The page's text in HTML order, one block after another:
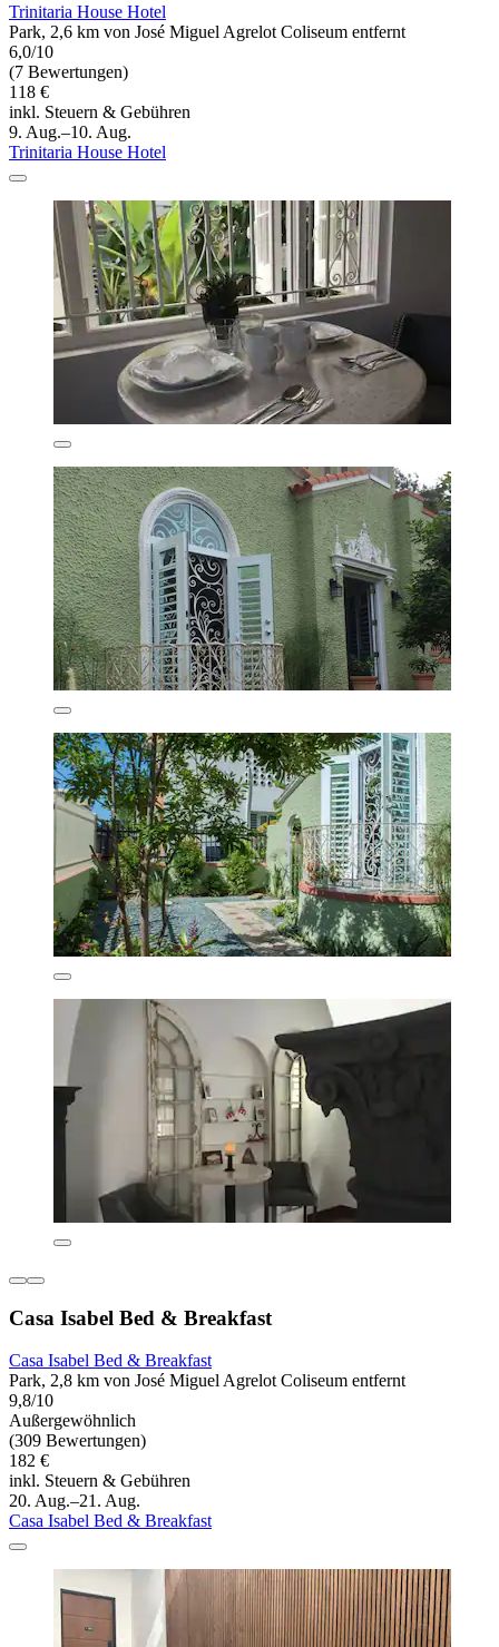
Trinitaria House Hotel
Park, 2,6 km von José Miguel Agrelot Coliseum entfernt
6,0/10
(7 Bewertungen)
118 €
inkl. Steuern & Gebühren
9. Aug.–10. Aug.
Trinitaria House Hotel
Casa Isabel Bed & Breakfast
Casa Isabel Bed & Breakfast
Park, 2,8 km von José Miguel Agrelot Coliseum entfernt
9,8/10
Außergewöhnlich
(309 Bewertungen)
182 €
inkl. Steuern & Gebühren
20. Aug.–21. Aug.
Casa Isabel Bed & Breakfast